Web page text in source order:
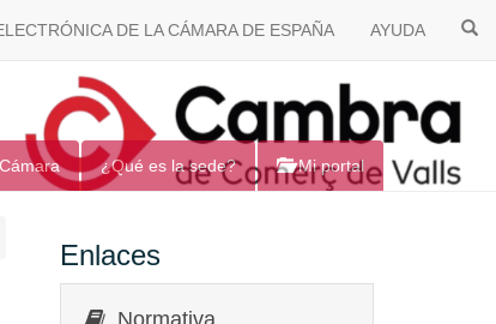
DE LA CÁMARA DE ESPAÑA AYUDA
¿Qué es la sede? Mi portal
Enlaces
Normativa